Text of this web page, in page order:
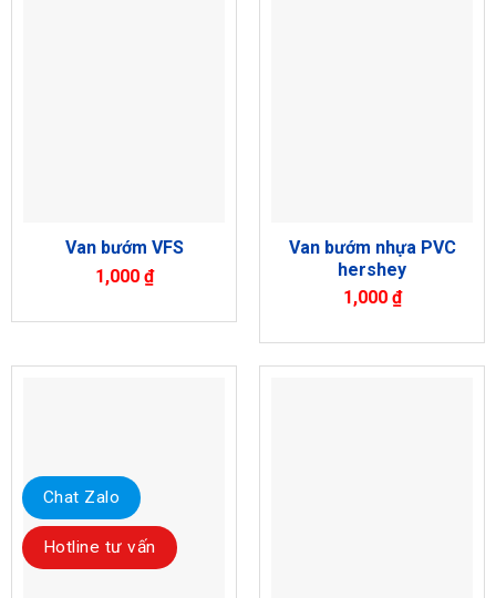
Van bướm VFS
1,000 ₫
Van bướm nhựa PVC
hershey
1,000 ₫
Chat Zalo
Hotline tư vấn